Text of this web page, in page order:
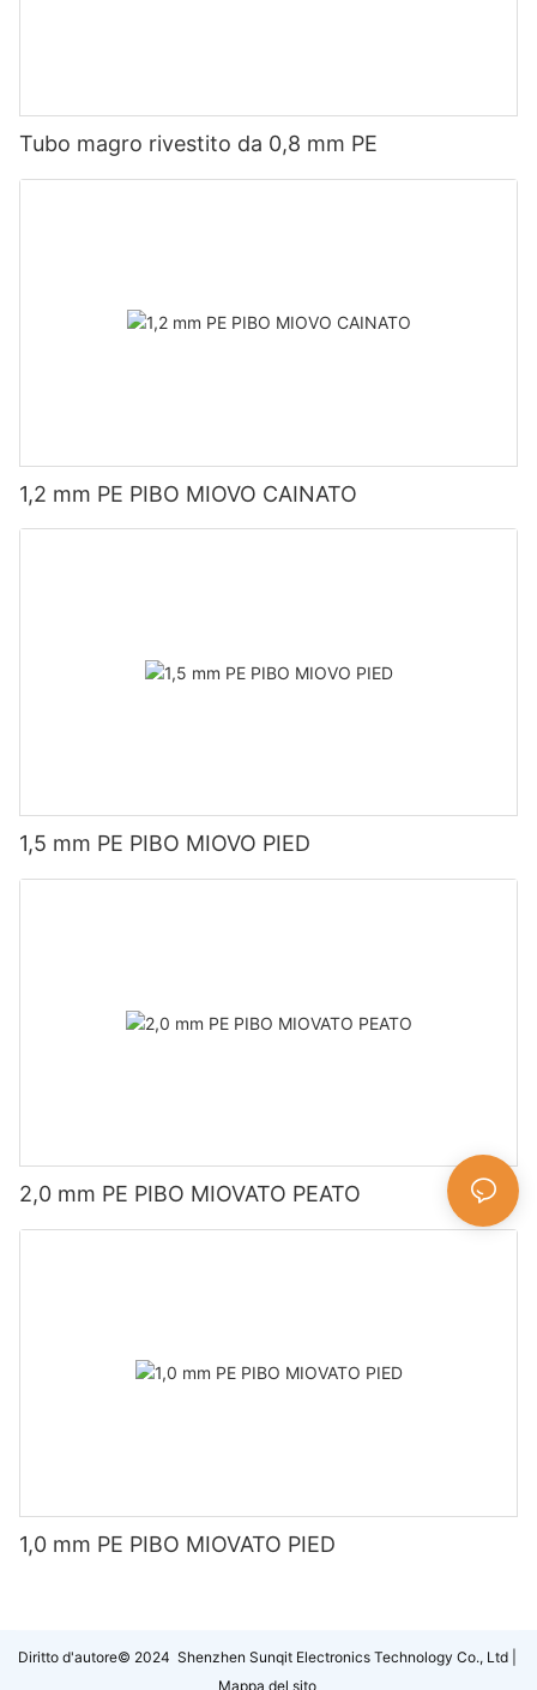
Tubo magro rivestito da 0,8 mm PE
1,2 mm PE PIBO MIOVO CAINATO
1,5 mm PE PIBO MIOVO PIED
2,0 mm PE PIBO MIOVATO PEATO
1,0 mm PE PIBO MIOVATO PIED
Diritto d'autore© 2024 Shenzhen Sunqit Electronics Technology Co., Ltd |
Mappa del sito